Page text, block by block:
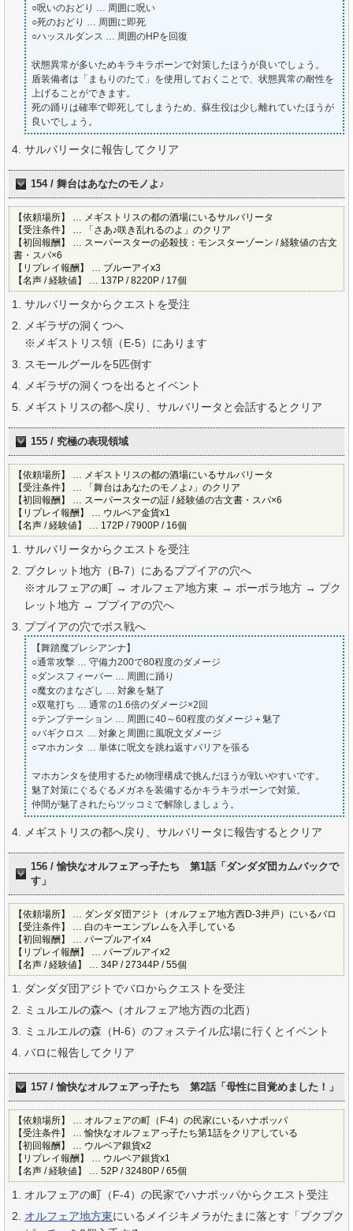
○呪いのおどり … 周囲に呪い
○死のおどり … 周囲に即死
○ハッスルダンス … 周囲のHPを回復
状態異常が多いためキラキラポーンで対策したほうが良いでしょう。
盾装備者は「まもりのたて」を使用しておくことで、状態異常の耐性を
上げることができます。
死の踊りは確率で即死してしまうため、蘇生役は少し離れていたほうが
良いでしょう。
サルバリータに報告してクリア
154 / 舞台はあなたのモノよ♪
【依頼場所】 … メギストリスの都の酒場にいるサルバリータ
【受注条件】 … 「さあ♪咲き乱れるのよ」のクリア
【初回報酬】 … スーパースターの必殺技：モンスターゾーン / 経験値の古文
書・スパ×6
【リプレイ報酬】 … ブルーアイx3
【名声 / 経験値】 … 137P / 8220P / 17個
サルバリータからクエストを受注
メギラザの洞くつへ
※メギストリス領（E-5）にあります
スモールグールを5匹倒す
メギラザの洞くつを出るとイベント
メギストリスの都へ戻り、サルバリータと会話するとクリア
155 / 究極の表現領域
【依頼場所】 … メギストリスの都の酒場にいるサルバリータ
【受注条件】 … 「舞台はあなたのモノよ♪」のクリア
【初回報酬】 … スーパースターの証 / 経験値の古文書・スパ×6
【リプレイ報酬】 … ウルベア金貨x1
【名声 / 経験値】 … 172P / 7900P / 16個
サルバリータからクエストを受注
プクレット地方（B-7）にあるププイアの穴へ
※オルフェアの町 → オルフェア地方東 → ポーポラ地方 → プク
レット地方 → ププイアの穴へ
ププイアの穴でボス戦へ
【舞踏魔プレシアンナ】
○通常攻撃 … 守備力200で80程度のダメージ
○ダンスフィーバー … 周囲に踊り
○魔女のまなざし … 対象を魅了
○双竜打ち … 通常の1.6倍のダメージ×2回
○テンプテーション … 周囲に40～60程度のダメージ＋魅了
○バギクロス … 対象と周囲に風呪文ダメージ
○マホカンタ … 単体に呪文を跳ね返すバリアを張る
マホカンタを使用するため物理構成で挑んだほうが戦いやすいです。
魅了対策にぐるぐるメガネを装備するかキラキラポーンで対策。
仲間が魅了されたらツッコミで解除しましょう。
メギストリスの都へ戻り、サルバリータに報告するとクリア
156 / 愉快なオルフェアっ子たち 第1話「ダンダダ団カムバックで
す」
【依頼場所】 … ダンダダ団アジト（オルフェア地方西D-3井戸）にいるバロ
【受注条件】 … 白のキーエンブレムを入手している
【初回報酬】 … パープルアイx4
【リプレイ報酬】 … パープルアイx2
【名声 / 経験値】 … 34P / 27344P / 55個
ダンダダ団アジトでバロからクエストを受注
ミュルエルの森へ（オルフェア地方西の北西）
ミュルエルの森（H-6）のフォステイル広場に行くとイベント
バロに報告してクリア
157 / 愉快なオルフェアっ子たち 第2話「母性に目覚めました！」
【依頼場所】 … オルフェアの町（F-4）の民家にいるハナポッパ
【受注条件】 … 愉快なオルフェアっ子たち第1話をクリアしている
【初回報酬】 … ウルベア銀貨x2
【リプレイ報酬】 … ウルベア銀貨x1
【名声 / 経験値】 … 52P / 32480P / 65個
オルフェアの町（F-4）の民家でハナポッパからクエスト受注
オルフェア地方東にいるメイジキメラがたまに落とす「プクプク